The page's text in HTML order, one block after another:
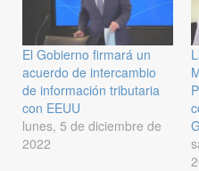
El Gobierno firmará un
acuerdo de intercambio
de información tributaria
con EEUU
lunes, 5 de diciembre de
2022